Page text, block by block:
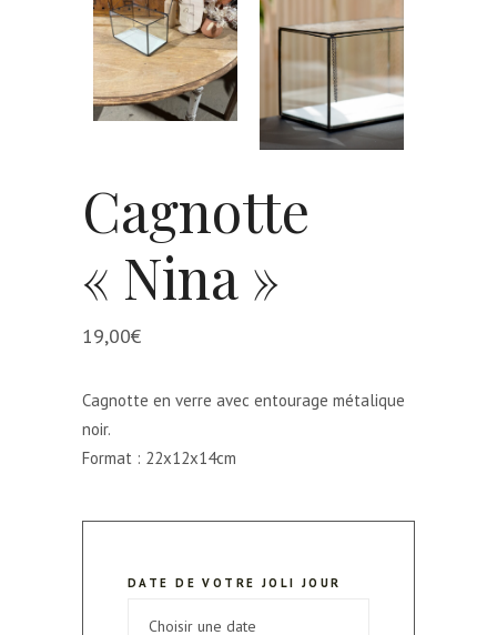
Cagnotte
« Nina »
19,00€
Cagnotte en verre avec entourage métalique
noir.
Format : 22x12x14cm
DATE DE VOTRE JOLI JOUR